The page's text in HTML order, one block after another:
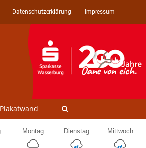
Datenschutzerklärung Impressum
Plakatwand